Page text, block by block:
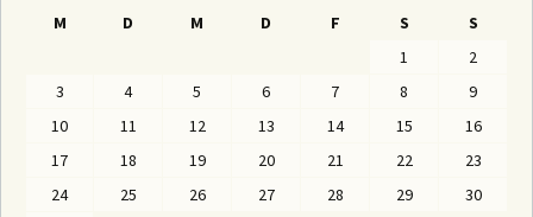
M
D M D F S S
1
2
3
4 5 6 7 8
9
10
11 12 13 14 15
16
17
18 19 20 21 22
23
24
25 26 27 28 29
30